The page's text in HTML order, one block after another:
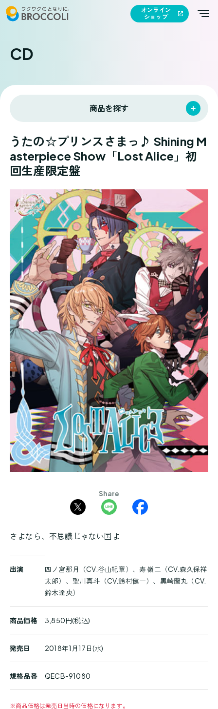
オンライン
ショップ
CD
商品を探す
うたの☆プリンスさまっ♪ Shining M
asterpiece Show「Lost Alice」初
回生産限定盤
Share
さよなら、不思議じゃない国よ
品
出演
四ノ宮那月（CV.谷山紀章）、寿 嶺二（CV.森久保祥
太郎）、聖川真斗（CV.鈴村健一）、黒崎蘭丸（CV.
鈴木達央）
商品価格 3,850円(税込)
発売日 2018年1月17日(水)
規格品番 QECB-91080
※商品価格は発売日当時の価格になります。